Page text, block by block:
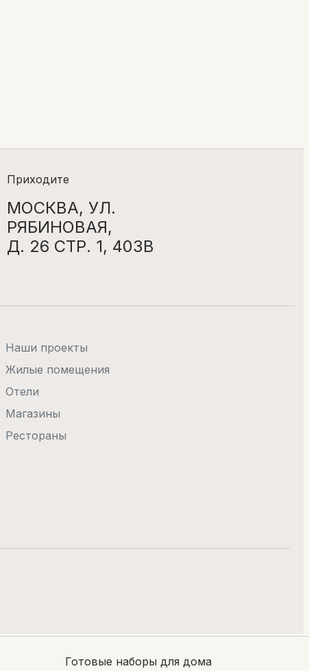
Готовые наборы для дома
Приходите
МОСКВА, УЛ.
РЯБИНОВАЯ,
Д. 26 СТР. 1, 403В
Наши проекты
Жилые помещения
Отели
Магазины
Рестораны